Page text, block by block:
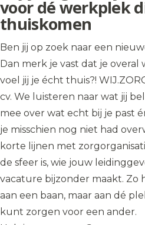
voor dé werkplek
thuiskomen
Ben jij op zoek naar een
Dan merk je vast dat je
voel jij je écht thuis?!
cv. We luisteren naar wat jij
mee over wat echt bij je past
je misschien nog niet had
korte lijnen met
de sfeer is, wie jouw
vacature bijzonder maakt. Zo
aan een baan, maar aan dé
kunt zorgen voor een ander.